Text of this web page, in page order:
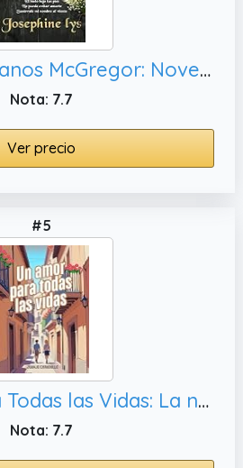
Trilogía Hermanos McGregor: Novela romántica histórica en Escocia
Nota: 7.7
Ver precio
#5
Un Amor para Todas las Vidas: La novela romántica LGBTQ+ que te emocionará y con la que evocarás tu primer gran AMOR juvenil. (Romance gay) (Los ... Amamos (Una Historia de Amor en Cada Ciudad))
Nota: 7.7